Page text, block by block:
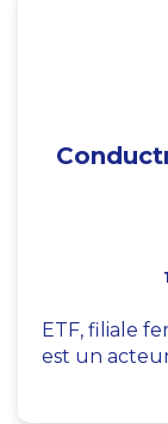
ETF, filiale
est un